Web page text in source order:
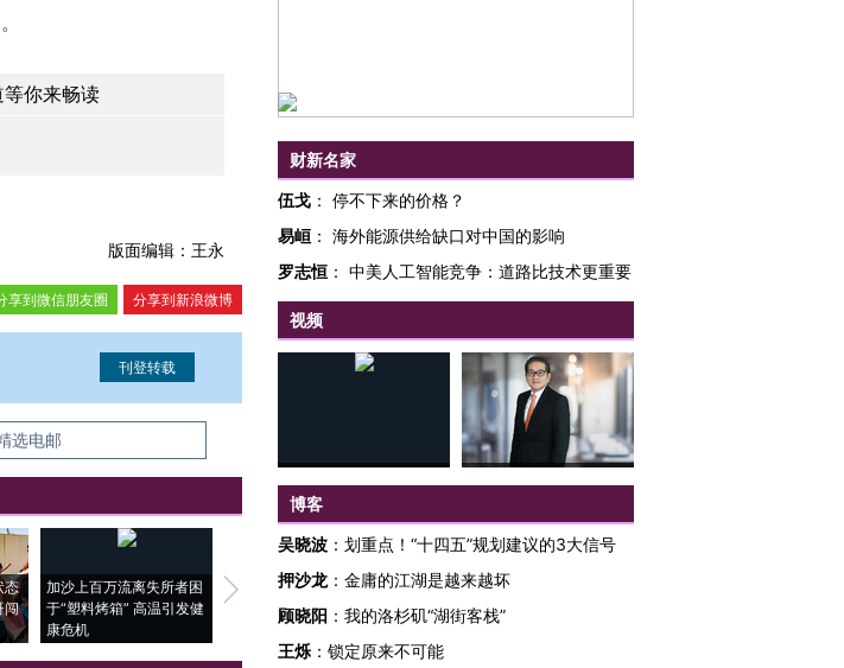
等你来畅读
版面编辑：王永
分享到新浪微博
享到微信朋友圈
选电邮
态
闯
加沙上百万流离失所者困
于“塑料烤箱” 高温引发健
康危机
视线｜HYROX的吸金
术：是什么让中产们甘
心“花钱找虐”？
马航飞行员跨国走私7万
粒摇头丸 尿检体内含3种
毒品
财新名家
伍戈 ： 停不下来的价格？
易峘 ： 海外能源供给缺口对中国的影响
罗志恒 ： 中美人工智能竞争：道路比技术更重要
视频
博客
吴晓波 ： 划重点！“十四五”规划建议的3大信号
押沙龙 ： 金庸的江湖是越来越坏
顾晓阳 ： 我的洛杉矶“湖街客栈”
王烁 ： 锁定原来不可能